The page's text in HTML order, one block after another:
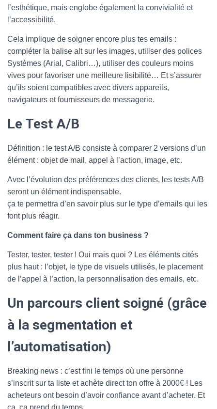
l’esthétique, mais englobe également la convivialité et
l’accessibilité.
Cela implique de soigner encore plus tes emails :
compléter la balise alt sur les images, utiliser des polices
Systèmes (Arial, Calibri…), utiliser des couleurs moins
vives pour favoriser une meilleure lisibilité… Et s’assurer
qu’ils soient compatibles avec divers appareils,
navigateurs et fournisseurs de messagerie.
Le Test A/B
Définition : le test A/B consiste à comparer 2 versions d’un
élément : objet de mail, appel à l’action, image, etc.
Avec l’évolution des préférences des clients, les tests A/B
seront un élément indispensable.
ça te permettra d’en savoir plus sur le type d’emails qui les
font plus réagir.
Comment faire ça dans ton business ?
Tester, tester, tester ! Oui mais quoi ? Les éléments cités
plus haut : l’objet, le type de visuels utilisés, le placement
de l’appel à l’action, la personnalisation des emails, etc.
Un parcours client soigné (grâce
à la segmentation et
l’automatisation)
Breaking news : c’est fini le temps où une personne
s’inscrit sur ta liste et achète direct ton offre à 2000€ ! Les
acheteurs ont besoin d’avoir confiance avant d’acheter. Et
ça, ça prend du temps.